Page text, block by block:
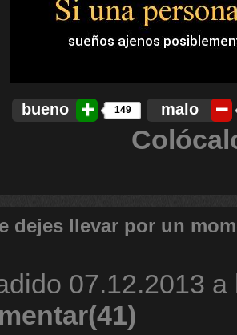
bueno 149 malo
dejes llevar por un
07.12.2013 a